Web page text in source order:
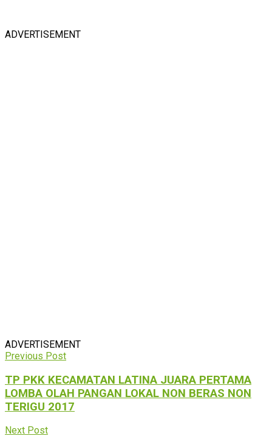
ADVERTISEMENT
ADVERTISEMENT
Previous Post
TP PKK KECAMATAN LATINA JUARA PERTAMA
LOMBA OLAH PANGAN LOKAL NON BERAS NON
TERIGU 2017
Next Post